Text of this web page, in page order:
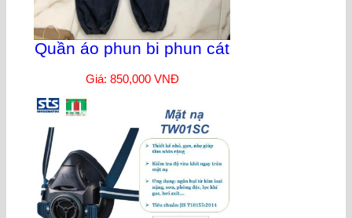
Quần áo phun bi phun cát
Giá: 850,000 VNĐ